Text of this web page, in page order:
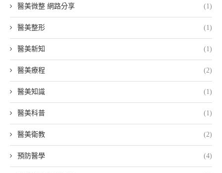
醫美微整 網路分享 (1)
醫美整形 (1)
醫美新知 (1)
醫美療程 (2)
醫美知識 (1)
醫美科普 (1)
醫美衛教 (2)
預防醫學 (4)